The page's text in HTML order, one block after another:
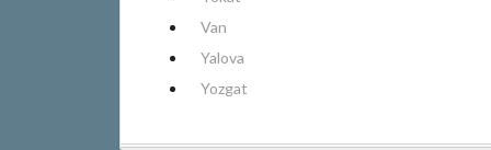
Van
Yalova
Yozgat